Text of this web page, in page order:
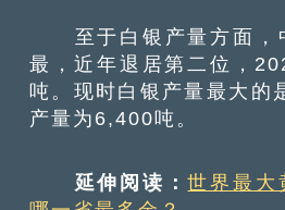
至于白银产量方面，
最，近年退居第二位，
吨。现时白银产量最大的
产量为6,400吨。
延伸阅读：世界最大